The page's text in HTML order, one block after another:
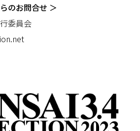
のお問合せ ＞
委員会